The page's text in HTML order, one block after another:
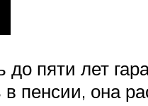
пяти лет
пенсии, она